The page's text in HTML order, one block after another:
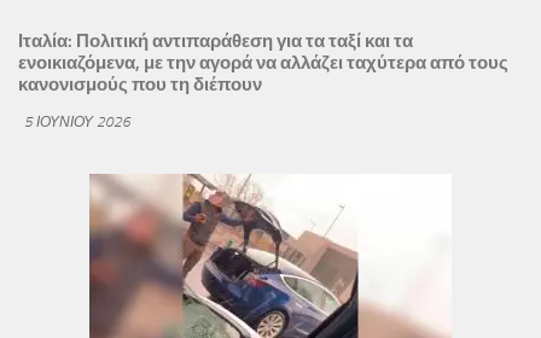
Ιταλία: Πολιτική αντιπαράθεση για τα ταξί και τα
ενοικιαζόμενα, με την αγορά να αλλάζει ταχύτερα από τους
κανονισμούς που τη διέπουν
5 ΙΟΥΝΊΟΥ 2026